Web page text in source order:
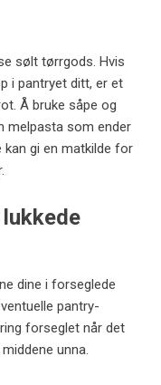
sølt tørrgods. Hvis
i pantryet ditt, er et
Å bruke såpe og
melpasta som ender
kan gi en matkilde for
dine i forseglede
pantry-
forseglet når det
unna.